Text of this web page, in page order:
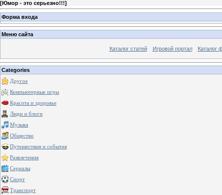
[Юмор - это серьезно!!!]
Форма входа
Меню сайта
Каталог статей Игровой портал Каталог
Categories
Другое
Компьютерные игры
Красота и здоровье
Люди и блоги
Музыка
Общество
Путешествия и события
Развлечения
Сериалы
Спорт
Транспорт